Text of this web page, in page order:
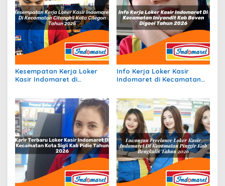
Kesempatan Kerja Loker
Kasir Indomaret di
Info Kerja Loker Kasir
Indomaret di Kecamatan